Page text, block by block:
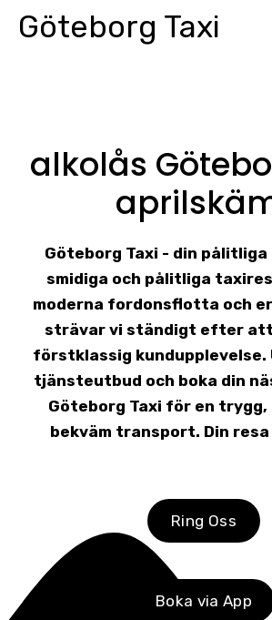
SkipGöteborg Taxi
alkolås
Göteborg Taxi - din
smidiga och pålitliga
moderna fordonsflotta och
strävar vi ständigt efter att
förstklassig kundupplevelse.
tjänsteutbud och boka din
Göteborg Taxi för en
bekväm transport. Din
Ring Oss
Boka via App